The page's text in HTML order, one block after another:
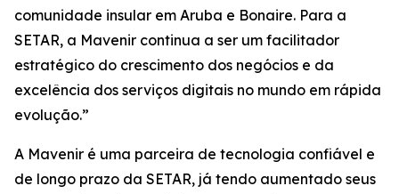
comunidade insular em Aruba e Bonaire. Para a
SETAR, a Mavenir continua a ser um facilitador
estratégico do crescimento dos negócios e da
excelência dos serviços digitais no mundo em rápida
evolução.”
A Mavenir é uma parceira de tecnologia confiável e
de longo prazo da SETAR, já tendo aumentado seus